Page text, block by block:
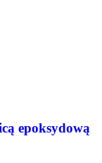
epoksydową